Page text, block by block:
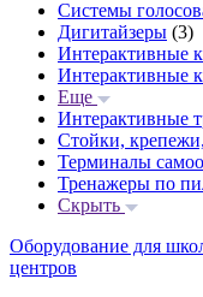
Системы
Дигитайзеры (3)
Интерактивные
Интерактивные
Еще
Интерактивные
Стойки,
Терминалы
Тренажеры по
Скрыть
Оборудование для
центров